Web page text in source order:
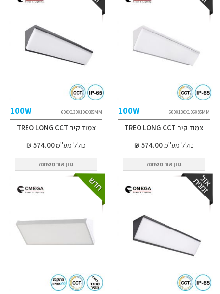
600X130X106X85MM
100W
צמוד קיר TREO LONG CCT
כולל מע"מ574.00 ₪
גוון אור משתנה
600X130X106X85MM
100W
צמוד קיר TREO LONG CCT
כולל מע"מ574.00 ₪
גוון אור משתנה